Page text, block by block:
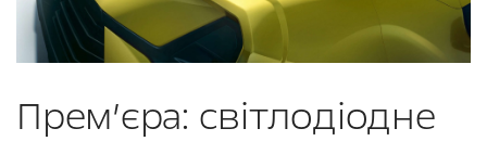
Прем’єра: світлодіодне